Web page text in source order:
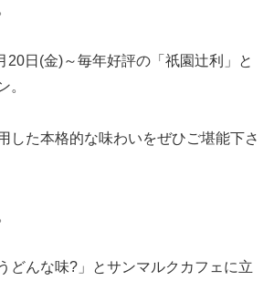
20日(金)～毎年好評の「祇園辻利」と
。
した本格的な味わいをぜひご堪能下さ
どんな味?」とサンマルクカフェに立